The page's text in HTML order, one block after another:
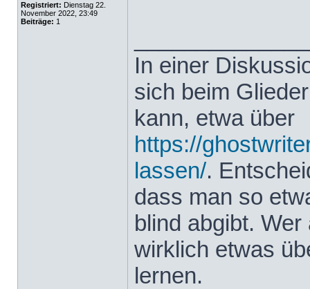
Registriert: Dienstag 22.
November 2022, 23:49
Beiträge: 1
In einer
sich beim
kann, etwa über
https://
lassen/.
dass man so
blind abgibt.
wirklich etwas
lernen.